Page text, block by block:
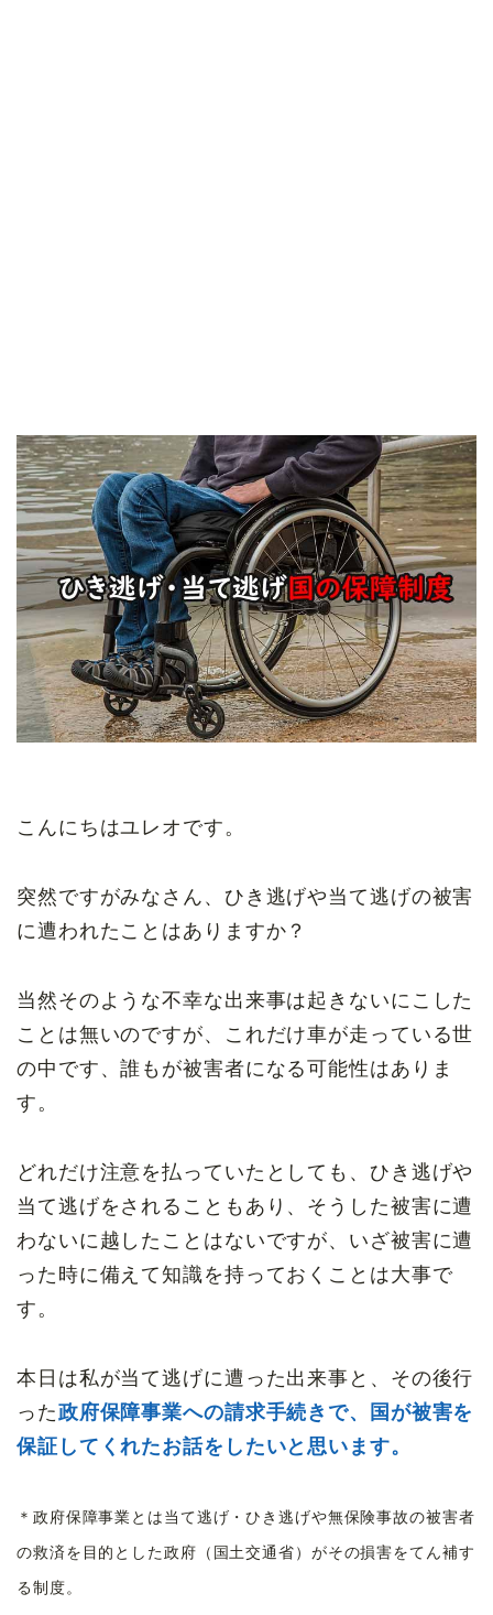
こんにちはユレオです。
突然ですがみなさん、ひき逃げや当て逃げの被害
に遭われたことはありますか？
当然そのような不幸な出来事は起きないにこした
ことは無いのですが、これだけ車が走っている世
の中です、誰もが被害者になる可能性はありま
す。
どれだけ注意を払っていたとしても、ひき逃げや
当て逃げをされることもあり、そうした被害に遭
わないに越したことはないですが、いざ被害に遭
った時に備えて知識を持っておくことは大事で
す。
本日は私が当て逃げに遭った出来事と、その後行
った政府保障事業への請求手続きで、国が被害を
保証してくれたお話をしたいと思います。
＊政府保障事業とは当て逃げ・ひき逃げや無保険事故の被害者
の救済を目的とした政府（国土交通省）がその損害をてん補す
る制度。